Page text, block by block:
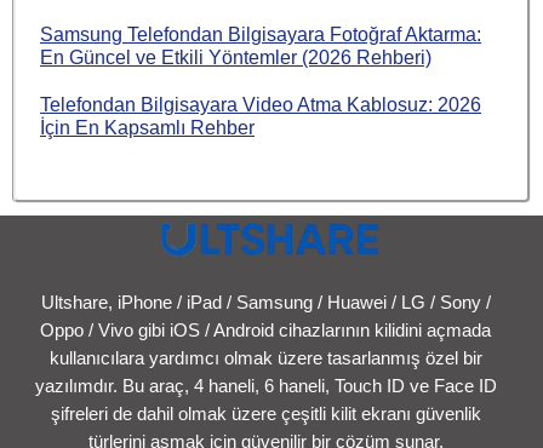
Samsung Telefondan Bilgisayara Fotoğraf Aktarma:
En Güncel ve Etkili Yöntemler (2026 Rehberi)
Telefondan Bilgisayara Video Atma Kablosuz: 2026
İçin En Kapsamlı Rehber
Ultshare, iPhone / iPad / Samsung / Huawei / LG / Sony /
Oppo / Vivo gibi iOS / Android cihazlarının kilidini açmada
kullanıcılara yardımcı olmak üzere tasarlanmış özel bir
yazılımdır. Bu araç, 4 haneli, 6 haneli, Touch ID ve Face ID
şifreleri de dahil olmak üzere çeşitli kilit ekranı güvenlik
türlerini aşmak için güvenilir bir çözüm sunar.